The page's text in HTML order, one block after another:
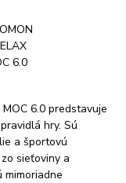
6.0 predstavuje
hry. Sú
a športovú
sieťoviny a